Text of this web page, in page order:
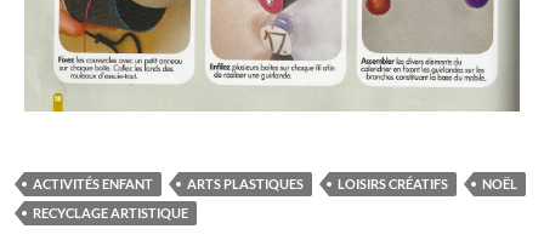
ACTIVITÉS ENFANT ARTS PLASTIQUES LOISIRS CRÉATIFS
NOËL
RECYCLAGE ARTISTIQUE